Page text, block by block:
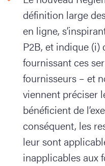
définition large
en ligne,
P2B, et indique (i)
fournissant ces
fournisseurs – et
viennent préciser
bénéficient de
conséquent, les
leur sont
inapplicables aux